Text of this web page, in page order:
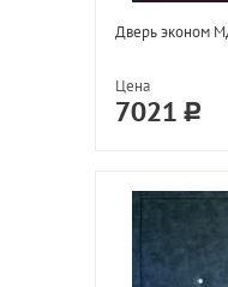
Дверь эконом
Цена
7021